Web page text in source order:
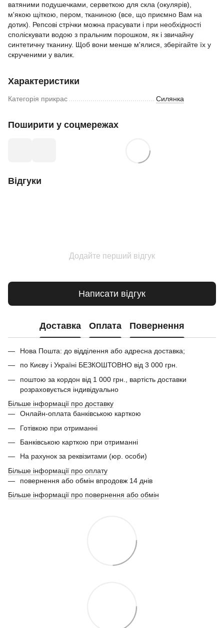
ватяними подушечками, серветкою для скла (окулярів),
м'якою щіткою, пером, тканиною (все, що приємно Вам на
дотик). Репсові стрічки можна прасувати і при необхідності
споліскувати водою з пральним порошком, як і звичайну
синтетичну тканину. Щоб вони менше м'ялися, зберігайте їх у
скрученими у валик.
Характеристики
Категорія прикрас Силянка
Поширити у соцмережах
Відгуки
Додайте перший відгук
Написати відгук
Доставка Оплата Повернення
Нова Пошта: до відділення або адресна доставка;
по Києву і Україні БЕЗКОШТОВНО від 3 000 грн.
поштою за кордон від 1 000 грн., вартість доставки
розраховується індивідуально
Більше інформації про доставку
Онлайн-оплата банківською карткою
Готівкою при отриманні
Банківською карткою при отриманні
На рахунок за реквізитами (юр. особи)
Більше інформації про оплату
повернення або обмін впродовж 14 днів
Більше інформації про повернення або обмін